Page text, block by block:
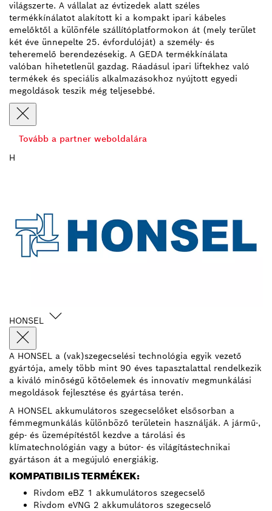
világszerte. A vállalat az évtizedek alatt széles
termékkínálatot alakított ki a kompakt ipari kábeles
emelőktől a különféle szállítóplatformokon át (mely terület
két éve ünnepelte 25. évfordulóját) a személy- és
teheremelő berendezésekig. A GEDA termékkínálata
valóban hihetetlenül gazdag. Ráadásul ipari liftekhez való
termékek és speciális alkalmazásokhoz nyújtott egyedi
megoldások teszik még teljesebbé.
Tovább a partner weboldalára
H
HONSEL
A HONSEL a (vak)szegecselési technológia egyik vezető
gyártója, amely több mint 90 éves tapasztalattal rendelkezik
a kiváló minőségű kötőelemek és innovatív megmunkálási
megoldások fejlesztése és gyártása terén.
A HONSEL akkumulátoros szegecselőket elsősorban a
fémmegmunkálás különböző területein használják. A jármű-,
gép- és üzemépítéstől kezdve a tárolási és
klímatechnológián vagy a bútor- és világítástechnikai
gyártáson át a megújuló energiákig.
KOMPATIBILIS TERMÉKEK:
Rivdom eBZ 1 akkumulátoros szegecselő
Rivdom eVNG 2 akkumulátoros szegecselő